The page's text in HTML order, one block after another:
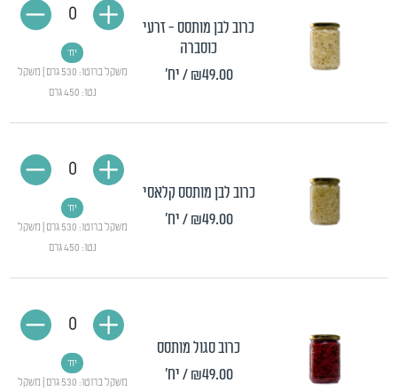
כרוב לבן מותסס - זרעי
כוסברה
₪49.00 / יח'
משקל ברוטו: 530 גרם | משקל
נטו: 450 גרם
יח'
0
כרוב לבן מותסס קלאסי
₪49.00 / יח'
משקל ברוטו: 530 גרם | משקל
נטו: 450 גרם
יח'
0
כרוב סגול מותסס
₪49.00 / יח'
משקל ברוטו: 530 גרם | משקל
יח'
0